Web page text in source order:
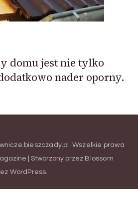
domu jest nie tylko
nader oporny.
. Wszelkie prawa
| Stworzony przez Blossom
WordPress